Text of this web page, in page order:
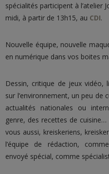
spécialités participent à l’atelier
midi, à partir de 13h15, au CDI.
Nouvelle équipe, nouvelle
en numérique dans vos boites
Dessin, critique de jeux vidéo,
sur l’environnement, un peu de
actualités nationales ou
genre, des recettes de
vous aussi, kreiskeriens,
l’équipe de rédaction,
envoyé spécial, comme